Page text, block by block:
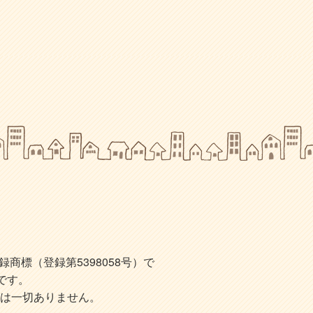
標（登録第5398058号）で
。
切ありません。